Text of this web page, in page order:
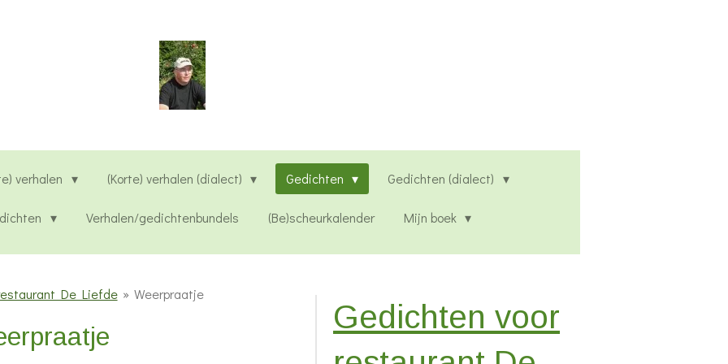
verhalen (Korte) verhalen (dialect) Gedichten Gedichten (dialect)
Verhalen/gedichtenbundels (Be)scheurkalender Mijn boek
De Liefde » Weerpraatje
Gedichten voor